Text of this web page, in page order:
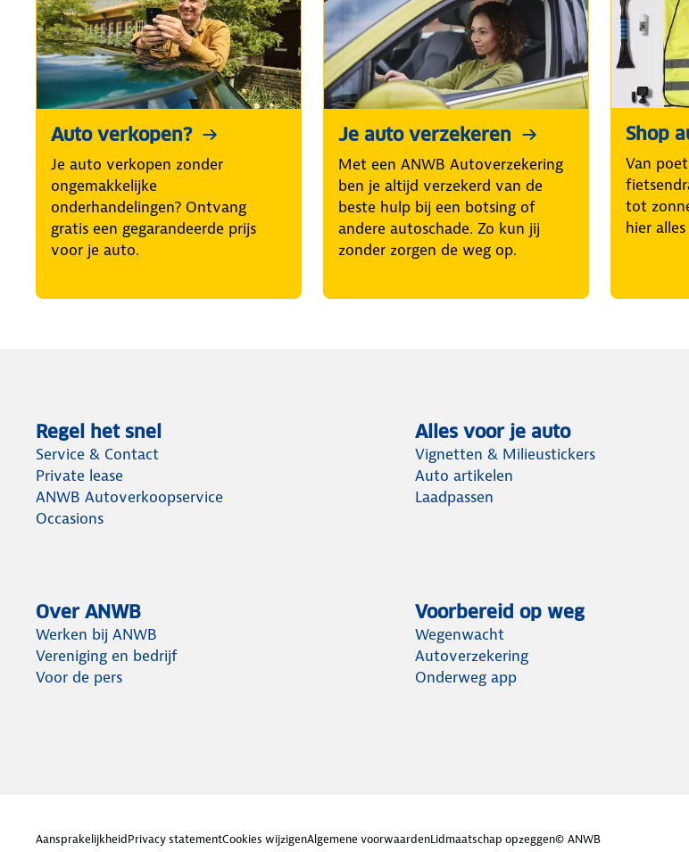
Auto verkopen?
Je auto verkopen zonder
ongemakkelijke
onderhandelingen? Ontvang
gratis een gegarandeerde prijs
voor je auto.
Je auto verzekeren
Met een ANWB Autoverzekering
ben je altijd verzekerd van de
beste hulp bij een botsing of
andere autoschade. Zo kun jij
zonder zorgen de weg op.
Shop
Van
tot
hier
Regel het snel
Service & Contact
Private lease
ANWB Autoverkoopservice
Occasions
Alles voor je auto
Vignetten & Milieustickers
Auto artikelen
Laadpassen
Over ANWB
Werken bij ANWB
Vereniging en bedrijf
Voor de pers
Voorbereid op weg
Wegenwacht
Autoverzekering
Onderweg app
AansprakelijkheidPrivacy statementCookies wijzigenAlgemene voorwaardenLidmaatschap opzeggen© ANWB